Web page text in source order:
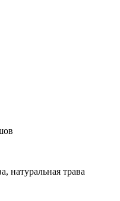
натуральная трава